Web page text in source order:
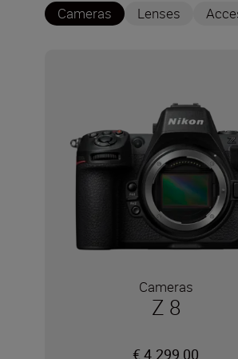
Cameras Lenses
Cameras
Z 8
€ 4.299,00